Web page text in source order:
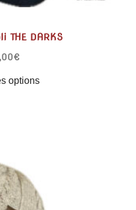
THE DARKS
€
options